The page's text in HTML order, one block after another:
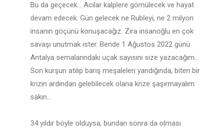
Bu da geçecek… Acılar kalplere gömülecek ve hayat
devam edecek. Gün gelecek ne Rubleyi, ne 2 milyon
insanın göçünü konuşacağız. Zira insanoğlu en çok
savaşı unutmak ister. Bende 1 Ağustos 2022 günü
Antalya semalarındaki uçak sayısını size yazacağım…
Son kurşun atılıp barış meşaleleri yandığında, biten bir
krizin ardından gelebilecek olana krize şaşırmayalım
sakın…
34 yıldır böyle olduysa, bundan sonra da olması